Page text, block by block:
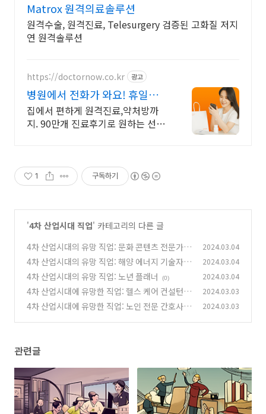
Matrox 원격의료솔루션
원격수술, 원격진료, Telesurgery 검증된 고화질 저지
연 원격솔루션
https://doctornow.co.kr 광고
병원에서 전화가 와요! 휴일없
는 24시간 비대면진료
집에서 편하게 원격진료,약처방까
지. 90만개 진료후기로 원하는 선생
1 구독하기
'4차 산업시대 직업' 카테고리의 다른 글
4차 산업시대의 유망 직업: 문화 콘텐츠 전문가
(0)
2024.03.04
4차 산업시대의 유망 직업: 해양 에너지 기술자
(0)
2024.03.04
4차 산업시대의 유망 직업: 노년 플래너 (0) 2024.03.04
4차 산업시대에 유망한 직업: 헬스 케어 컨설턴트
(1)
2024.03.03
4차 산업시대에 유망한 직업: 노인 전문 간호사 2024.03.03
관련글